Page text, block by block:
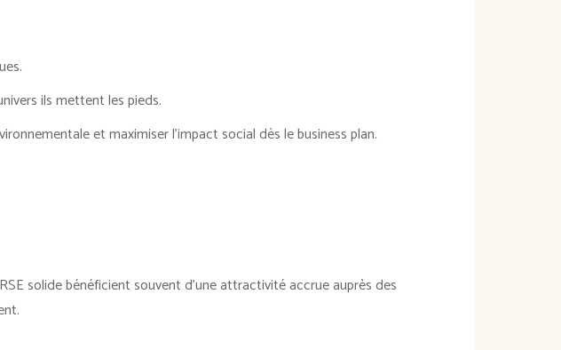
ils mettent les pieds.
et maximiser l’impact social dès le business plan.
solide bénéficient souvent d’une attractivité accrue auprès des